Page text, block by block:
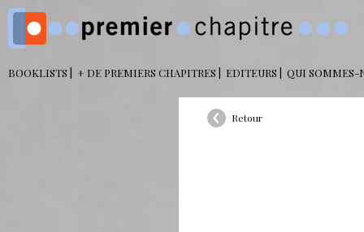
BOOKLISTS + DE PREMIERS CHAPITRES EDITEURS QUI SOMMES-
Retour